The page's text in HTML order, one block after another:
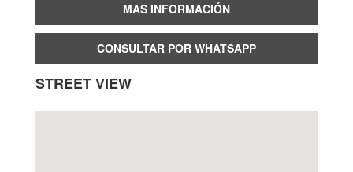
MAS INFORMACIÓN
CONSULTAR POR WHATSAPP
STREET VIEW